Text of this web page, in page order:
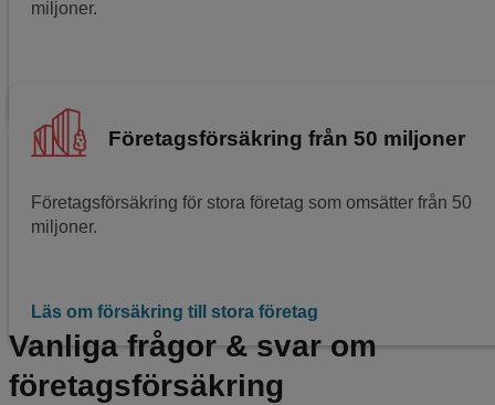
miljoner.
Företagsförsäkring från 50 miljoner
Företagsförsäkring för stora företag som omsätter från 50
miljoner.
Läs om försäkring till stora företag
Vanliga frågor & svar om
företagsförsäkring